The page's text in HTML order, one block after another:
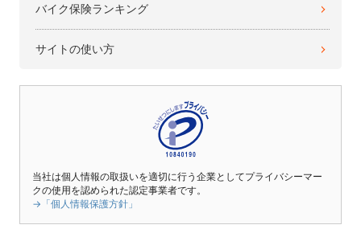
バイク保険ランキング
サイトの使い方
当社は個人情報の取扱いを適切に行う企業としてプライバシーマー
クの使用を認められた認定事業者です。
→「個人情報保護方針」